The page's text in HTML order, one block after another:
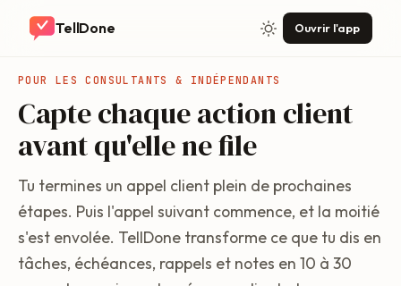
TellDone Ouvrir l'app
POUR LES CONSULTANTS & INDÉPENDANTS
Capte chaque action client
avant qu'elle ne file
Tu termines un appel client plein de prochaines
étapes. Puis l'appel suivant commence, et la moitié
s'est envolée. TellDone transforme ce que tu dis en
tâches, échéances, rappels et notes en 10 à 30